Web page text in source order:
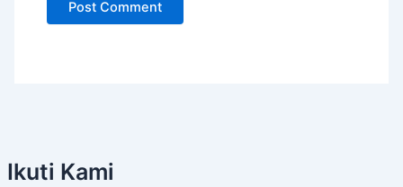
Ikuti Kami